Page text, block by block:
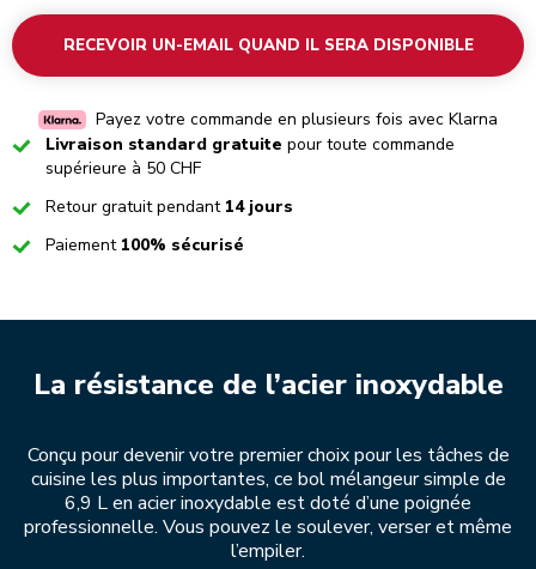
RECEVOIR UN-EMAIL QUAND IL SERA DISPONIBLE
Payez votre commande en plusieurs fois avec Klarna
CheckedLivraison standard gratuite pour toute commande
supérieure à 50 CHF
CheckedRetour gratuit pendant 14 jours
CheckedPaiement 100% sécurisé
La résistance de l’acier inoxydable
Conçu pour devenir votre premier choix pour les tâches de
cuisine les plus importantes, ce bol mélangeur simple de
6,9 L en acier inoxydable est doté d’une poignée
professionnelle. Vous pouvez le soulever, verser et même
l’empiler.